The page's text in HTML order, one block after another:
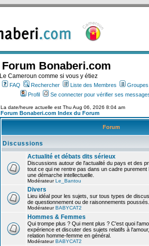
Forum Bonaberi.com
Le Cameroun comme si vous y étiez
FAQ Rechercher Liste des Membres
Profil
Se connecter pour vérifier ses
La date/heure actuelle est Thu Aug 06, 2026 8:04 am
Forum Bonaberi.com Index du Forum
Forum
Discussions
Actualité et débats dits sérieux
Discussions autour de l'actualité du pays et des
tout ce qui ne rentre pas dans un cadre
une démarche intellectuelle.
ModérateurLe_Bantou
Divers
Lieu idéal pour les sujets, sur tous types de
de questionnement ou de raisonnements
ModérateurBABYCAT2
Hommes & Femmes
Qui trompe plus ? Qui ment plus ? C'est quoi
expérience et discuter des sujets relatifs à
relation homme-femme en général.
ModérateurBABYCAT2